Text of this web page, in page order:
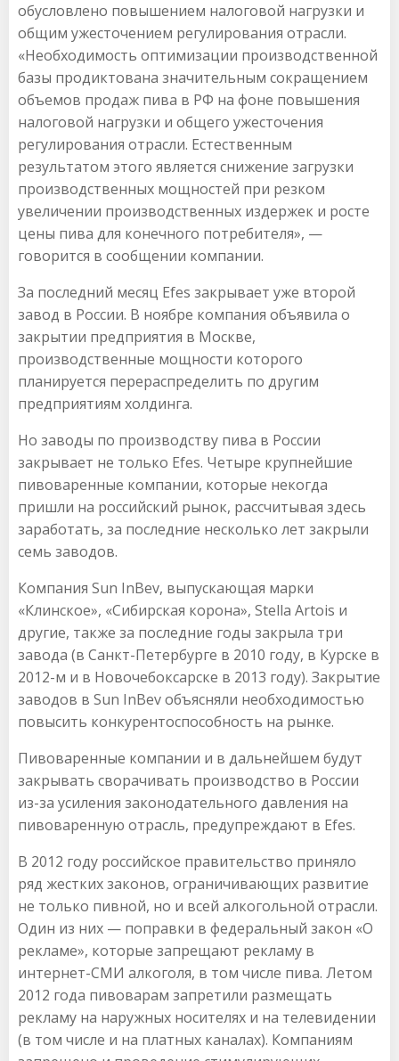
обусловлено повышением налоговой нагрузки и
общим ужесточением регулирования отрасли.
«Необходимость оптимизации производственной
базы продиктована значительным сокращением
объемов продаж пива в РФ на фоне повышения
налоговой нагрузки и общего ужесточения
регулирования отрасли. Естественным
результатом этого является снижение загрузки
производственных мощностей при резком
увеличении производственных издержек и росте
цены пива для конечного потребителя», —
говорится в сообщении компании.
За последний месяц Efes закрывает уже второй
завод в России. В ноябре компания объявила о
закрытии предприятия в Москве,
производственные мощности которого
планируется перераспределить по другим
предприятиям холдинга.
Но заводы по производству пива в России
закрывает не только Efes. Четыре крупнейшие
пивоваренные компании, которые некогда
пришли на российский рынок, рассчитывая здесь
заработать, за последние несколько лет закрыли
семь заводов.
Компания Sun InBev, выпускающая марки
«Клинское», «Сибирская корона», Stella Artois и
другие, также за последние годы закрыла три
завода (в Санкт-Петербурге в 2010 году, в Курске в
2012-м и в Hовочебоксарске в 2013 году). Закрытие
заводов в Sun InBev объясняли необходимостью
повысить конкурентоспособность на рынке.
Пивоваренные компании и в дальнейшем будут
закрывать сворачивать производство в России
из-за усиления законодательного давления на
пивоваренную отрасль, предупреждают в Efes.
В 2012 году российское правительство приняло
ряд жестких законов, ограничивающих развитие
не только пивной, но и всей алкогольной отрасли.
Один из них — поправки в федеральный закон «О
рекламе», которые запрещают рекламу в
интернет-СМИ алкоголя, в том числе пива. Летом
2012 года пивоварам запретили размещать
рекламу на наружных носителях и на телевидении
(в том числе и на платных каналах). Компаниям